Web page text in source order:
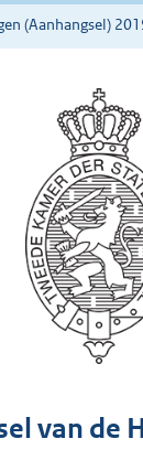
(Aanhangsel)
van de